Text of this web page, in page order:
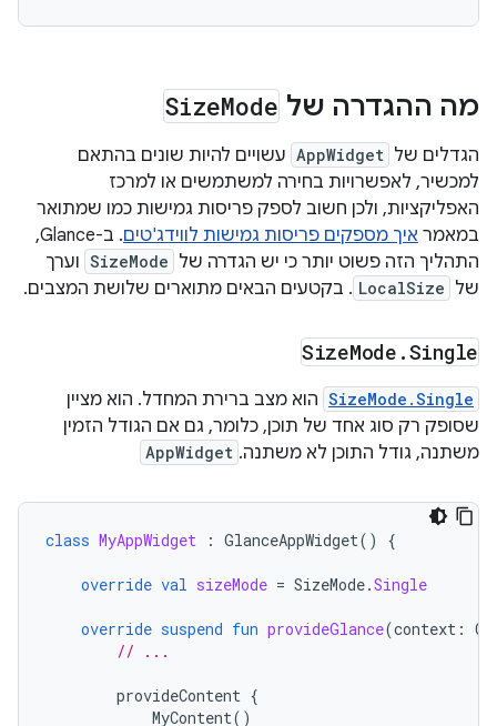
מה ההגדרה של SizeMode
הגדלים של AppWidget עשויים להיות שונים בהתאם
למכשיר, לאפשרויות בחירה למשתמשים או למרכז
האפליקציות, ולכן חשוב לספק פריסות גמישות כמו שמתואר
במאמר איך מספקים פריסות גמישות לווידג'טים
. ב-Glance,
התהליך הזה פשוט יותר כי יש הגדרה של SizeMode וערך
של LocalSize . בקטעים הבאים מתוארים שלושת המצבים.
SizeMode .Single
SizeMode.Single הוא מצב ברירת המחדל. הוא מציין
שסופק רק סוג אחד של תוכן, כלומר, גם אם הגודל הזמין
משתנה, גודל התוכן לא משתנה. AppWidget
class MyAppWidget : GlanceAppWidget() {
override val sizeMode = SizeMode.Single
override suspend fun provideGlance(context :
// ...
provideContent {
MyContent()